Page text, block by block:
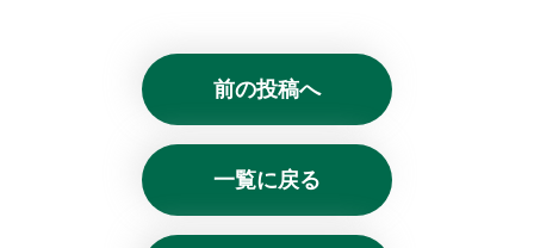
前の投稿へ
一覧に戻る